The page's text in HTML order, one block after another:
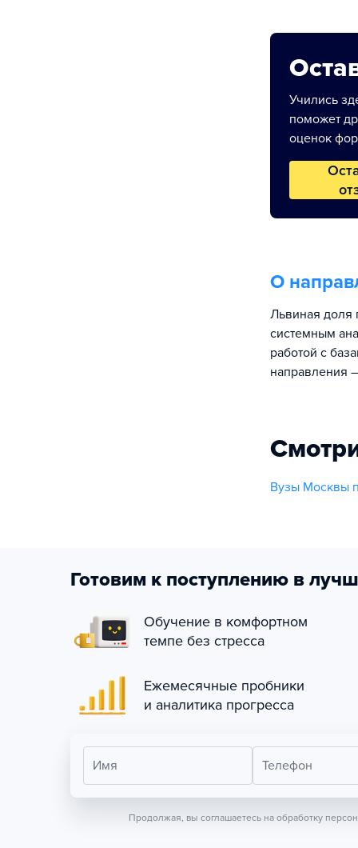
Учились
поможет
оценок
О
Львиная доля
системным
работой с
направления
Вузы Москвы
Готовим к поступлению в
Обучение в комфортном
темпе без стресса
Ежемесячные пробники
и аналитика прогресса
Имя Телефон
Продолжая, вы соглашаетесь на обработку